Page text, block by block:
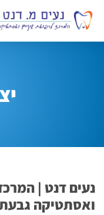
נעים דנט |
ואסתטיקה